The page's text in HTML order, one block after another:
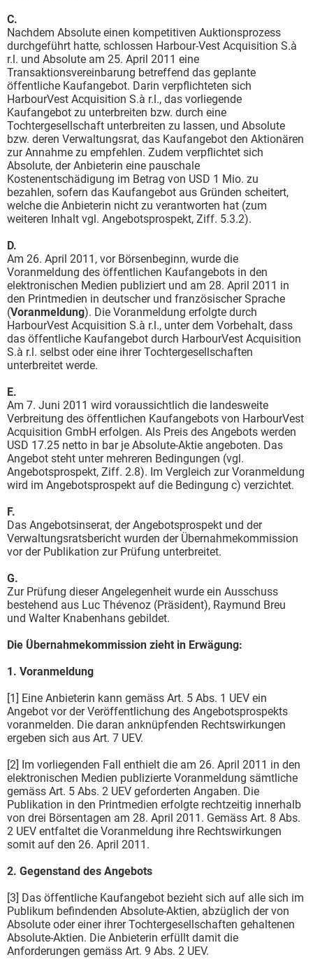
C.
Nachdem Absolute einen kompetitiven Auktionsprozess
durchgeführt hatte, schlossen Harbour-Vest Acquisition S.à
r.l. und Absolute am 25. April 2011 eine
Transaktionsvereinbarung betreffend das geplante
öffentliche Kaufangebot. Darin verpflichteten sich
HarbourVest Acquisition S.à r.l., das vorliegende
Kaufangebot zu unterbreiten bzw. durch eine
Tochtergesellschaft unterbreiten zu lassen, und Absolute
bzw. deren Verwaltungsrat, das Kaufangebot den Aktionären
zur Annahme zu empfehlen. Zudem verpflichtet sich
Absolute, der Anbieterin eine pauschale
Kostenentschädigung im Betrag von USD 1 Mio. zu
bezahlen, sofern das Kaufangebot aus Gründen scheitert,
welche die Anbieterin nicht zu verantworten hat (zum
weiteren Inhalt vgl. Angebotsprospekt, Ziff. 5.3.2).
D.
Am 26. April 2011, vor Börsenbeginn, wurde die
Voranmeldung des öffentlichen Kaufangebots in den
elektronischen Medien publiziert und am 28. April 2011 in
den Printmedien in deutscher und französischer Sprache
(Voranmeldung). Die Voranmeldung erfolgte durch
HarbourVest Acquisition S.à r.l., unter dem Vorbehalt, dass
das öffentliche Kaufangebot durch HarbourVest Acquisition
S.à r.l. selbst oder eine ihrer Tochtergesellschaften
unterbreitet werde.
E.
Am 7. Juni 2011 wird voraussichtlich die landesweite
Verbreitung des öffentlichen Kaufangebots von HarbourVest
Acquisition GmbH erfolgen. Als Preis des Angebots werden
USD 17.25 netto in bar je Absolute-Aktie angeboten. Das
Angebot steht unter mehreren Bedingungen (vgl.
Angebotsprospekt, Ziff. 2.8). Im Vergleich zur Voranmeldung
wird im Angebotsprospekt auf die Bedingung c) verzichtet.
F.
Das Angebotsinserat, der Angebotsprospekt und der
Verwaltungsratsbericht wurden der Übernahmekommission
vor der Publikation zur Prüfung unterbreitet.
G.
Zur Prüfung dieser Angelegenheit wurde ein Ausschuss
bestehend aus Luc Thévenoz (Präsident), Raymund Breu
und Walter Knabenhans gebildet.
Die Übernahmekommission zieht in Erwägung:
1. Voranmeldung
[1] Eine Anbieterin kann gemäss Art. 5 Abs. 1 UEV ein
Angebot vor der Veröffentlichung des Angebotsprospekts
voranmelden. Die daran anknüpfenden Rechtswirkungen
ergeben sich aus Art. 7 UEV.
[2] Im vorliegenden Fall enthielt die am 26. April 2011 in den
elektronischen Medien publizierte Voranmeldung sämtliche
gemäss Art. 5 Abs. 2 UEV geforderten Angaben. Die
Publikation in den Printmedien erfolgte rechtzeitig innerhalb
von drei Börsentagen am 28. April 2011. Gemäss Art. 8 Abs.
2 UEV entfaltet die Voranmeldung ihre Rechtswirkungen
somit auf den 26. April 2011.
2. Gegenstand des Angebots
[3] Das öffentliche Kaufangebot bezieht sich auf alle sich im
Publikum befindenden Absolute-Aktien, abzüglich der von
Absolute oder einer ihrer Tochtergesellschaften gehaltenen
Absolute-Aktien. Die Anbieterin erfüllt damit die
Anforderungen gemäss Art. 9 Abs. 2 UEV.